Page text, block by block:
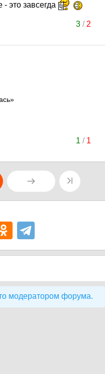
это завсегда
3/ 2
1 / 1
модератором форума.